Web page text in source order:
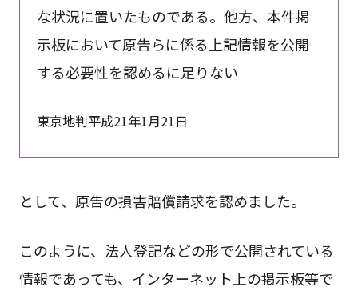
な状況に置いたものである。他方、本件掲
示板において原告らに係る上記情報を公開
する必要性を認めるに足りない
東京地判平成21年1月21日
として、原告の損害賠償請求を認めました。
このように、法人登記などの形で公開されている
情報であっても、インターネット上の掲示板等で